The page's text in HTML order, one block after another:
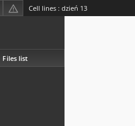
Cell lines : dzień 13
Files list